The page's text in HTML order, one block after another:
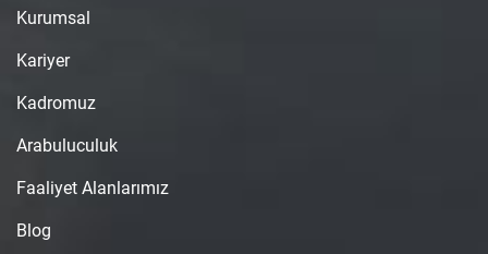
Kurumsal
Kariyer
Kadromuz
Arabuluculuk
Faaliyet Alanlarımız
Blog